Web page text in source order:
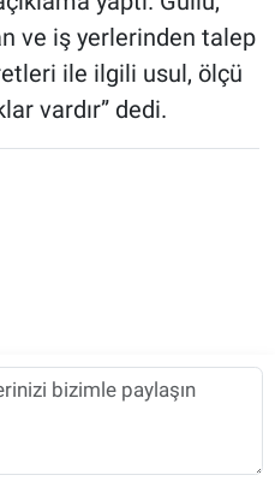
ve iş yerlerinden talep
ile ilgili usul, ölçü
vardır” dedi.